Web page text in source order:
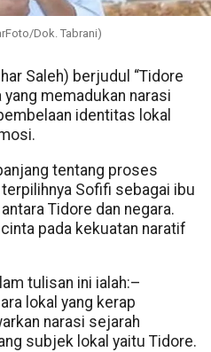
Dok. Tabrani)
Saleh) berjudul “Tidore
yang memadukan narasi
identitas lokal
tentang proses
Sofifi sebagai ibu
Tidore dan negara.
pada kekuatan naratif
tulisan ini ialah:–
lokal yang kerap
narasi sejarah
subjek lokal yaitu Tidore.